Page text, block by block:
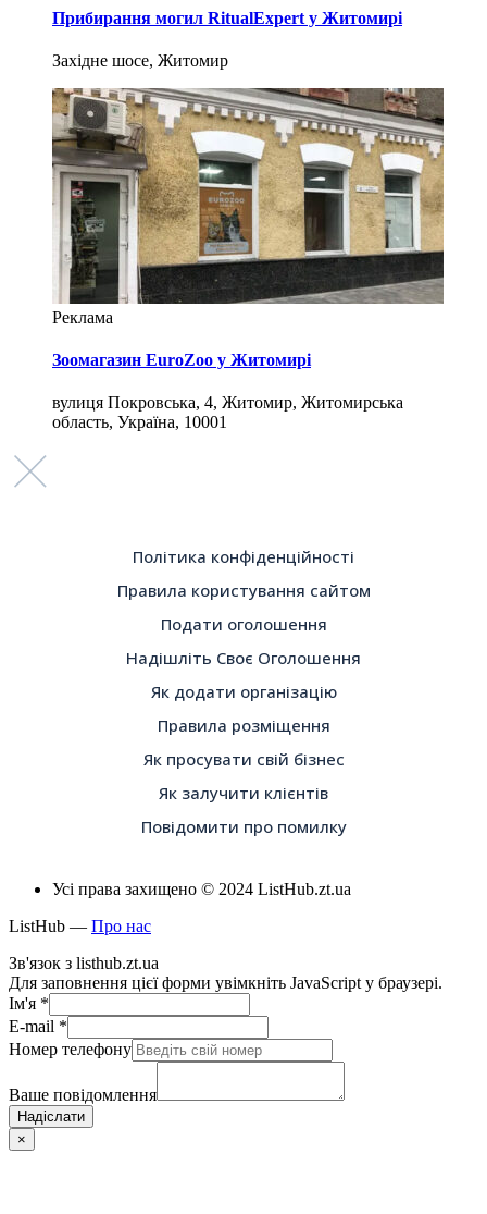
Прибирання могил RitualExpert у Житомирі
Західне шосе, Житомир
Реклама
Зоомагазин EuroZoo у Житомирі
вулиця Покровська, 4, Житомир, Житомирська
область, Україна, 10001
Політика конфіденційності
Правила користування сайтом
Подати оголошення
Надішліть Своє Оголошення
Як додати організацію
Правила розміщення
Як просувати свій бізнес
Як залучити клієнтів
Повідомити про помилку
Усі права захищено © 2024 ListHub.zt.ua
ListHub — Про нас
Зв'язок з listhub.zt.ua
Для заповнення цієї форми увімкніть JavaScript у браузері.
Ім'я *
E-mail *
Номер телефону
Ваше повідомлення
Надіслати
×